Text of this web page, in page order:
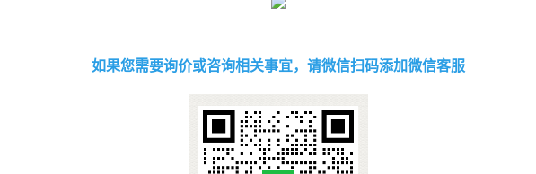
如果您需要询价或咨询相关事宜，请微信扫码添加微信客服